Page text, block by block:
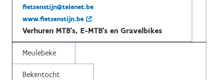
fietsenstijn@telenet.be
www.fietsenstijn.be
Verhuren MTB's, E-MTB's en Gravelbikes
Meulebeke
Bekentocht